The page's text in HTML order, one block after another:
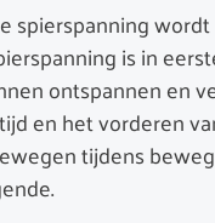
spierspanning
is in
ontspannen en
en het vorderen
tijdens